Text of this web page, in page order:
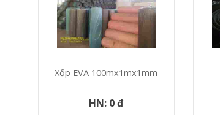
Xốp EVA 100mx1mx1mm
HN: 0 đ